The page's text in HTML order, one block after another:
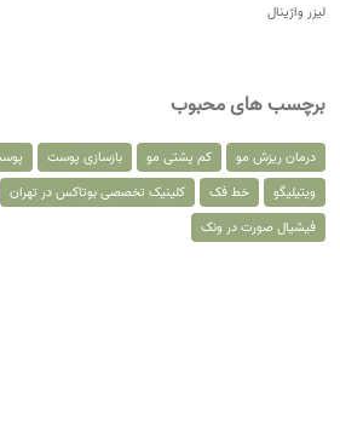
لیزر واژینال
برچسب های محبوب
درمان ریزش مو کم پشتی مو بازسازی پوست
ویتیلیگو
خط فک کلینیک تخصصی بوتاکس در تهران
فیشیال صورت در ونک